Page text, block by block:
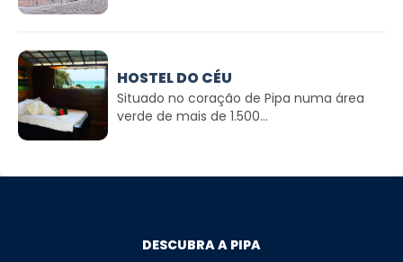
HOSTEL DO CÉU
Situado no coração de Pipa numa área
verde de mais de 1.500...
DESCUBRA A PIPA